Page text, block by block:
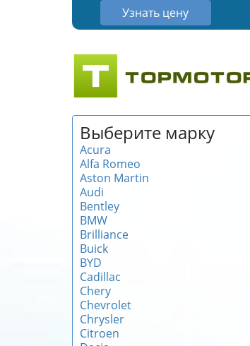
Узнать цену
Выберите марку
Acura
Alfa Romeo
Aston Martin
Audi
Bentley
BMW
Brilliance
Buick
BYD
Cadillac
Chery
Chevrolet
Chrysler
Citroen